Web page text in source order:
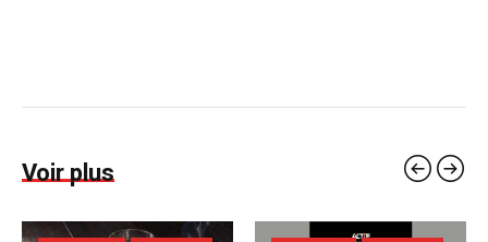
Voir plus